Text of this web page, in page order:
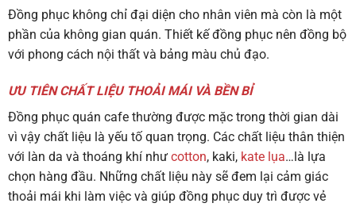
Đồng phục không chỉ đại diện cho nhân viên mà còn là một
phần của không gian quán. Thiết kế đồng phục nên đồng bộ
với phong cách nội thất và bảng màu chủ đạo.
ƯU TIÊN CHẤT LIỆU THOẢI MÁI VÀ BỀN BỈ
Đồng phục quán cafe thường được mặc trong thời gian dài
vì vậy chất liệu là yếu tố quan trọng. Các chất liệu thân thiện
với làn da và thoáng khí như cotton, kaki, kate lụa…là lựa
chọn hàng đầu. Những chất liệu này sẽ đem lại cảm giác
thoải mái khi làm việc và giúp đồng phục duy trì được vẻ